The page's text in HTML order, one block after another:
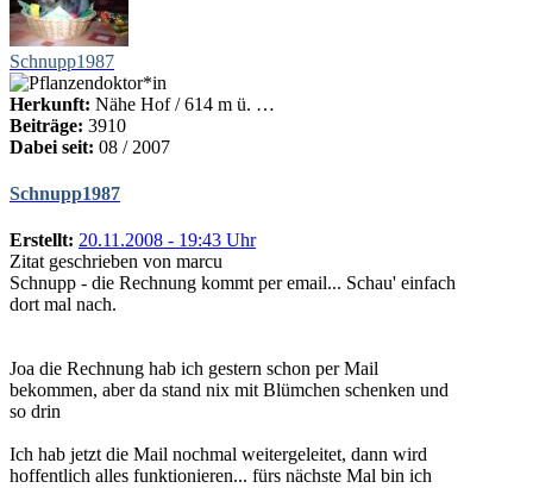
Schnupp1987
Herkunft: Nähe Hof / 614 m ü. …
Beiträge: 3910
Dabei seit: 08 / 2007
Schnupp1987
Erstellt: 20.11.2008 - 19:43 Uhr
Zitat geschrieben von marcu
Schnupp - die Rechnung kommt per email... Schau' einfach
dort mal nach.
Joa die Rechnung hab ich gestern schon per Mail
bekommen, aber da stand nix mit Blümchen schenken und
so drin
Ich hab jetzt die Mail nochmal weitergeleitet, dann wird
hoffentlich alles funktionieren... fürs nächste Mal bin ich